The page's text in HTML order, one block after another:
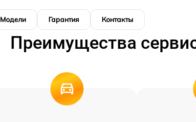
Модели Гарантия Контакты
Преимущества